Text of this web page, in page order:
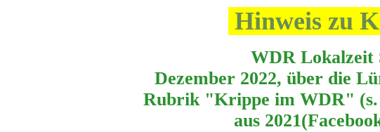
Hinweis zu
WDR Lokalzeit
Dezember 2022, über die
Rubrik "Krippe im WDR" (s.
aus